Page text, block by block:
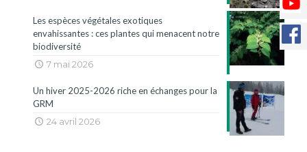
Les espèces végétales exotiques
envahissantes : ces plantes qui menacent notre
biodiversité
7 mai 2026
Un hiver 2025-2026 riche en échanges pour la
GRM
24 avril 2026